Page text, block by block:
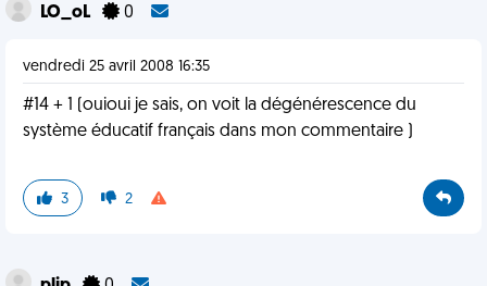
LO_oL 0
vendredi 25 avril 2008 16:35
#14 + 1 (ouioui je sais, on voit la dégénérescence du
système éducatif français dans mon commentaire )
3 2